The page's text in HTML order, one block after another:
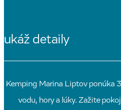
ukáž detaily
Kemping Marina Liptov ponúka
vodu, hory a lúky. Zažite